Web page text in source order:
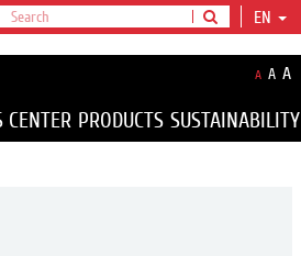
EN
A A A
CENTER PRODUCTS SUSTAINABILITY